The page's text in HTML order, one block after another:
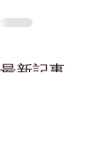
最新記事